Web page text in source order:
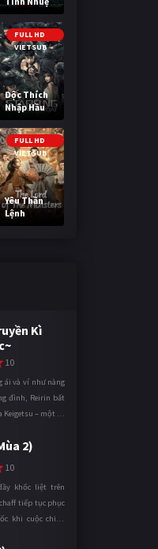
FULL HD
VIETSUB
Độc Thích
Nhập Hầu
FULL HD
VIETSUB
Yêu Thần
Lệnh
Kì
10
ái và ví như nàng
đình, Reirin bất
– một kẻ
2)
10
khốc liệt trên
tiếp tục phục
khi cuộc chiến